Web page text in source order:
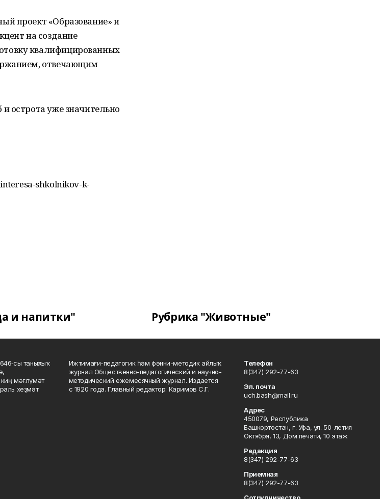
проект «Образование» и
на создание
квалифицированных
отвечающим
острота уже значительно
shkolnikov-k-
и напитки" Рубрика "Животные"
таныҡлыҡ
мәғлүмәт
хеҙмәт
Ижтимағи-педагогик һәм фәнни-методик айлыҡ
журнал Общественно-педагогический и научно-
методический ежемесячный журнал. Издается
с 1920 года. Главный редактор: Каримов С.Г.
Телефон
8(347) 292-77-63
Эл. почта
uch.bash@mail.ru
Адрес
450079, Республика
Башкортостан, г. Уфа, ул. 50-летия
Октября, 13, Дом печати, 10 этаж
Редакция
8(347) 292-77-63
Приемная
8(347) 292-77-63